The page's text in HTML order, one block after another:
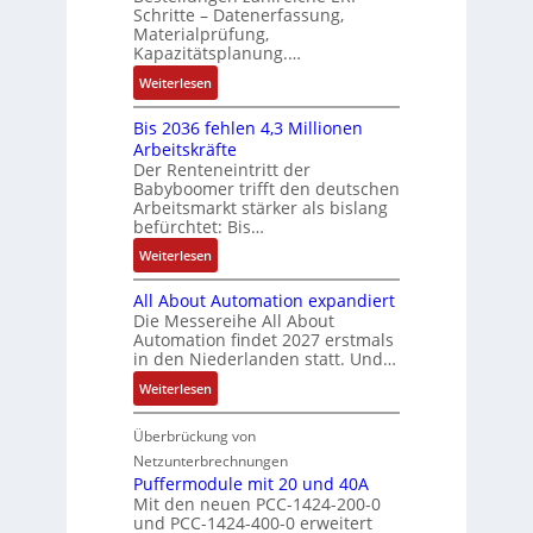
a
u
f
n
a
h
m
e
,
g
e
p
ä
g
t
d
u
r
d
a
N
C
-
y
s
e
m
e
f
t
s
f
ü
h
r
e
r
z
u
m
V
o
r
s
t
a
d
d
e
s
s
:
Q
2
-
E
r
g
e
b
n
i
s
s
e
b
e
s
t
ä
t
i
g
e
t
r
i
e
b
s
-
u
n
d
M
a
r
k
e
t
n
e
i
t
Schritte – Datenerfassung,
Materialprüfung,
Kapazitätsplanung.…
Weiterlesen:
K
I
b
r
a
u
c
h
t
S
t
r
u
k
u
r
Bis 2036 fehlen 4,3 Millionen
Arbeitskräfte
Der Renteneintritt der
Babyboomer trifft den deutschen
Arbeitsmarkt stärker als bislang
befürchtet: Bis…
Weiterlesen:
B
i
s
2
0
3
6
f
e
h
l
e
All About Automation expandiert
Die Messereihe All About
Automation findet 2027 erstmals
in den Niederlanden statt. Und…
Weiterlesen:
A
l
A
b
o
Überbrückung von
Netzunterbrechnungen
Puffermodule mit 20 und 40A
Mit den neuen PCC-1424-200-0
und PCC-1424-400-0 erweitert